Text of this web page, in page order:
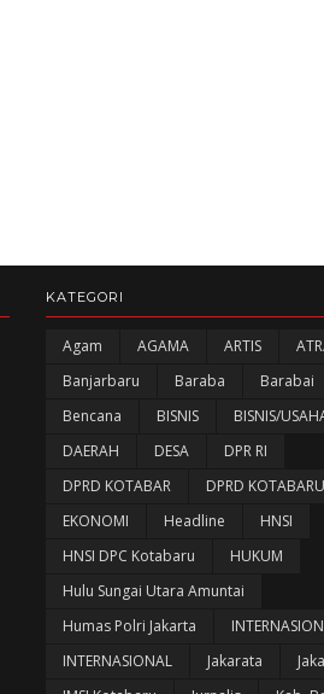
KATEGORI
Agam AGAMA ARTIS
Banjarbaru
Baraba Barabai
Bencana
BISNIS
BISNIS/
DAERAH
DESA
DPR RI
DPRD KOTABAR
DPRD KOTABARU
EKONOMI
Headline
HNSI
HNSI DPC Kotabaru
HUKUM
Hulu Sungai Utara Amuntai
Humas Polri Jakarta
INTERNASIONAL
Jakarata